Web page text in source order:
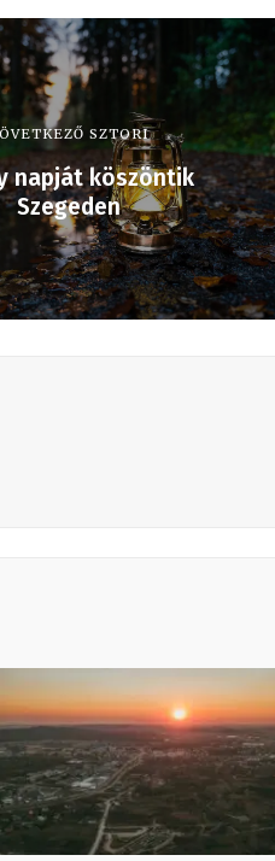
SZTORI
napját köszöntik
Szegeden